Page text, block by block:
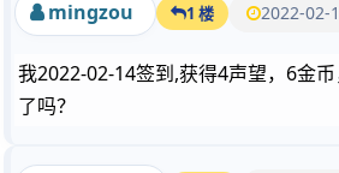
mingzou 1 楼 2022-02-
我2022-02-14签到,获得4声望，6金
了吗？